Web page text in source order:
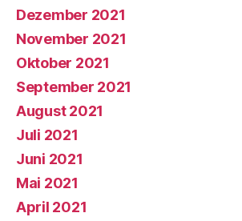
Dezember 2021
November 2021
Oktober 2021
September 2021
August 2021
Juli 2021
Juni 2021
Mai 2021
April 2021